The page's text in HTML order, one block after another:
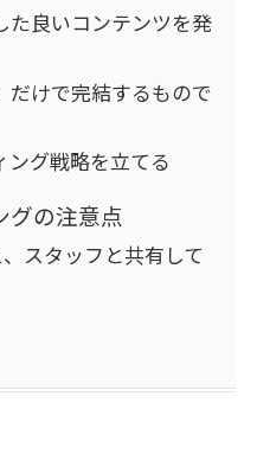
た良いコンテンツを発
だけで完結するもので
ング戦略を立てる
グの注意点
スタッフと共有して